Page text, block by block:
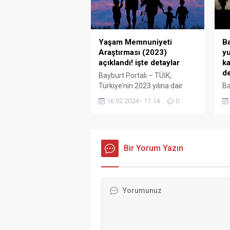
düzenlenen etkinliklerle
kutlandı. Pandemi tedbirleri
nedeniyle etkinliklerin bir kısmı
çevrimiçi yapıldı. 23 Nisan
kutlamalarının geleneksel
etkinliği tedbirler eşliğinde...
Yaşam Memnuniyeti
Araştırması (2023)
açıklandı! işte detaylar
Bayburt Portalı – TÜİK,
Türkiye’nin 2023 yılına dair
Yaşam Memnuniyeti
Araştırması’nı açıkladı. İşte
mutlu olduğunu beyan eden
18 ve üzeri yaştaki bireylerin
oranı, 2022 yılında %49,7 iken
%52,7 oldu. Mutsuz olduğunu
16.02.2024 - 11:14 0
Bir Yorum Yazın